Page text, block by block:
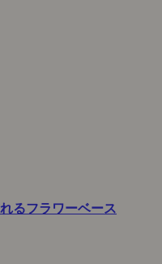
るフラワーベース